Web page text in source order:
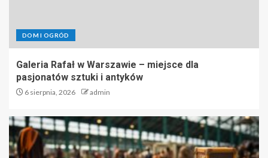
DOM I OGRÓD
Galeria Rafał w Warszawie – miejsce dla
pasjonatów sztuki i antyków
6 sierpnia, 2026 admin